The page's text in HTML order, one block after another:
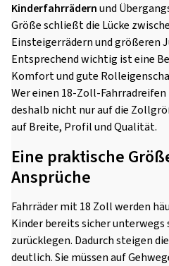
Kinderfahrrädernund
Größe schließt die Lücke
Einsteigerrädern und größeren
Entsprechend wichtig ist eine
Komfort und gute
Wer einen 18-Zoll-
deshalb nicht nur auf die
auf Breite, Profil und Qualität.
Eine praktische
Ansprüche
Fahrräder mit 18 Zoll werden
Kinder bereits sicher unterwegs
zurücklegen. Dadurch steigen
deutlich. Sie müssen auf